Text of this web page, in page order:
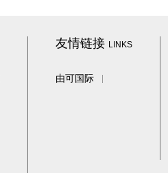
友情链接 LINKS
由可国际